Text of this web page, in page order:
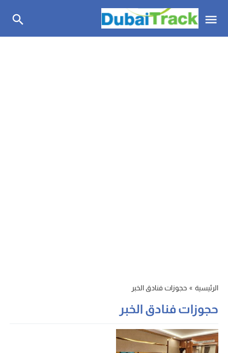
الرئيسية » حجوزات فنادق الخبر
حجوزات فنادق الخبر